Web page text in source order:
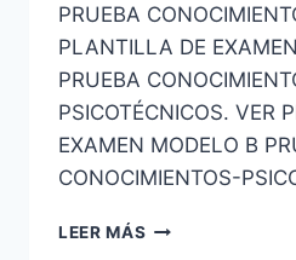
PRUEBA
PLANTILLA DE
PRUEBA
PSICOTÉCNICOS. VER
EXAMEN MODELO B
CONOCIMIENTOS-
LEER MÁS ESCALA